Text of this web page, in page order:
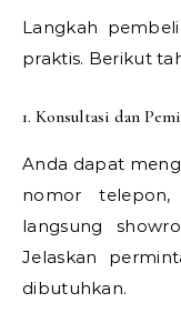
Langkah
praktis. Berikut
1. Konsultasi dan
Anda dapat
nomor
langsung
Jelaskan
dibutuhkan.